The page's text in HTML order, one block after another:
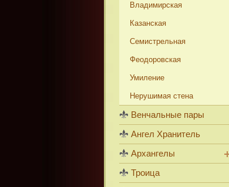
Владимирская
Казанская
Семистрельная
Феодоровская
Умиление
Нерушимая стена
Венчальные пары
Ангел Хранитель
Архангелы
Троица